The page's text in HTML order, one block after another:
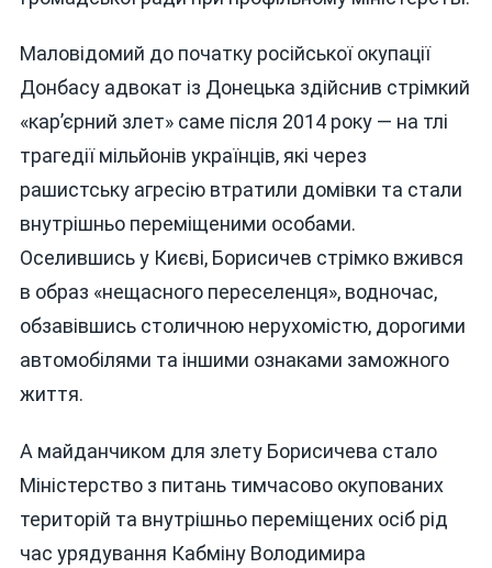
Маловідомий до початку російської окупації
Донбасу адвокат із Донецька здійснив стрімкий
«кар’єрний злет» саме після 2014 року — на тлі
трагедії мільйонів українців, які через
рашистську агресію втратили домівки та стали
внутрішньо переміщеними особами.
Оселившись у Києві, Борисичев стрімко вжився
в образ «нещасного переселенця», водночас,
обзавівшись столичною нерухомістю, дорогими
автомобілями та іншими ознаками заможного
життя.
А майданчиком для злету Борисичева стало
Міністерство з питань тимчасово окупованих
територій та внутрішньо переміщених осіб рід
час урядування Кабміну Володимира